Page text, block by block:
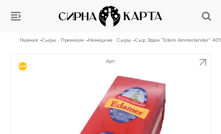
Главная Сыры · Премиум Немецкие · Сыры Сыр Эдам "Edam Ammerlander"
Арт: